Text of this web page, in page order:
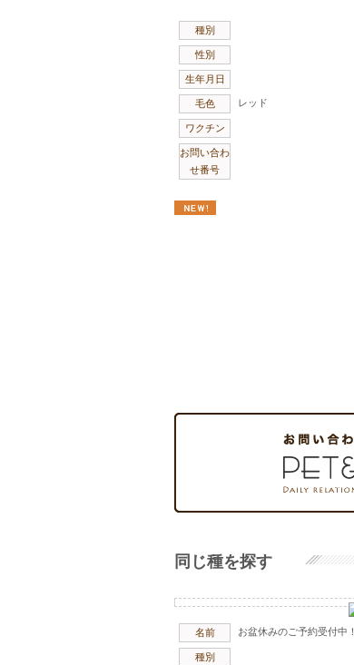
種別
性別
生年月日
毛色 レッド
ワクチン
お問い合わ
せ番号
同じ種を探す
名前 お盆休みのご予約受付中！
種別